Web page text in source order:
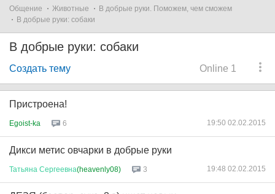
Общение Животные
В добрые руки. Поможем, чем сможем
В добрые руки: собаки
В добрые руки: собаки
Online 1
Создать тему
Пристроена!
Egoist-ka 6 19:50 02.02.2015
Дикси метис овчарки в добрые руки
Татьяна Сергеевна(heavenly08) 3 19:48 02.02.2015